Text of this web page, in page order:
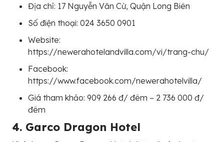
Địa chỉ: 17 Nguyễn Văn Cừ, Quận Long Biên
Số điện thoại: 024 3650 0901
Website:
https://newerahotelandvilla.com/vi/trang-chu/
Facebook:
https://www.facebook.com/newerahotelvilla/
Giá tham khảo: 909 266 đ/ đêm – 2 736 000 đ/
đêm
4. Garco Dragon Hotel